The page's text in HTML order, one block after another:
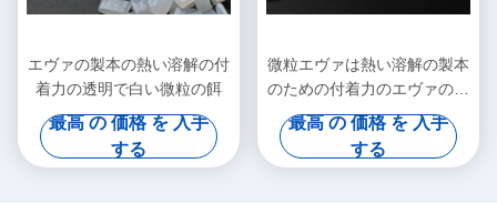
エヴァの製本の熱い溶解の付
着力の透明で白い微粒の餌
最高 の 価格 を 入手
する
微粒エヴァは熱い溶解の製本
のための付着力のエヴァの熱
い溶解の接着剤を基づかせて
いた
最高 の 価格 を 入手
する